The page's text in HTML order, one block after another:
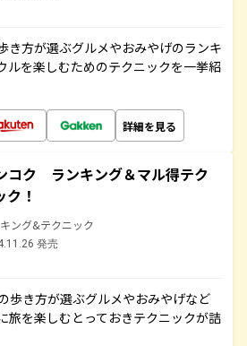
き方が選ぶグルメやおみやげのランキ
ルを楽しむためのテクニックを一挙紹
詳細を見る
コク ランキング＆マル得テク
ク！
ング&テクニック
発売
歩き方が選ぶグルメやおみやげなど
旅を楽しむとっておきテクニックが詰